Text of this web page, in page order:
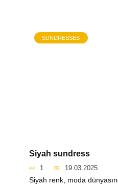
SUNDRESSES
Siyah sundress
1 19.03.2025
Siyah renk, moda